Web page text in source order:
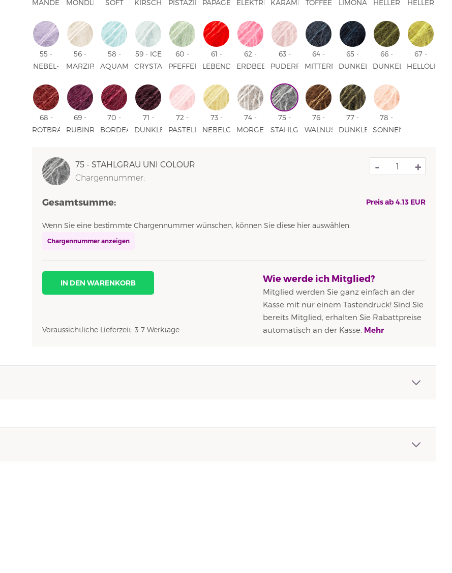
MANDEL
COLOUR
MONDLICHT
COLOUR
SOFT
UNI
COLOUR
KIRSCHENSORBET
COLOUR
PISTAZIENEIS
COLOUR
PAPAGEIENGRÜN
COLOUR
ELEKTRISCHE
UNI
COLOUR
KARAMELL
COLOUR
TOFFEE
COLOUR
LIMONADE
COLOUR
HELLER
UNI
COLOUR
HELLER
UNI
COLOUR
55 -
NEBEL-
UNI
COLOUR
56 -
MARZIPAN
COLOUR
58 -
AQUAMARINE
COLOUR
59 - ICE
CRYSTAL
COLOUR
60 -
PFEFFERMINZE
COLOUR
61 -
LEBENDIGES
UNI
COLOUR
62 -
ERDBEEREIS
COLOUR
63 -
PUDERROSA
COLOUR
64 -
MITTERNACHTSSCHATTEN
COLOUR
65 -
DUNKEL
UNI
COLOUR
66 -
DUNKELOLIV
COLOUR
67 -
HELLOLIV
68 -
ROTBRAUN
69 -
RUBINROT
70 -
BORDEAUX
71 -
DUNKLE
COLOUR
72 -
PASTELLROSA
73 -
NEBELGELB
74 -
MORGENNEBEL
75 -
STAHLGRAU
76 -
WALNUSS
77 -
DUNKLER
78 -
SONNENKUSS
75 - STAHLGRAU UNI COLOUR
Chargennummer:
- +
Gesamtsumme: Preis ab4.13EUR
Wenn Sie eine bestimmte Chargennummer wünschen, können Sie diese hier auswählen.
Chargennummer anzeigen
IN DEN WARENKORB
Voraussichtliche Lieferzeit: 3-7 Werktage
Wie werde ich Mitglied?
Mitglied werden Sie ganz einfach an der
Kasse mit nur einem Tastendruck! Sind Sie
bereits Mitglied, erhalten Sie Rabattpreise
automatisch an der Kasse. Mehr